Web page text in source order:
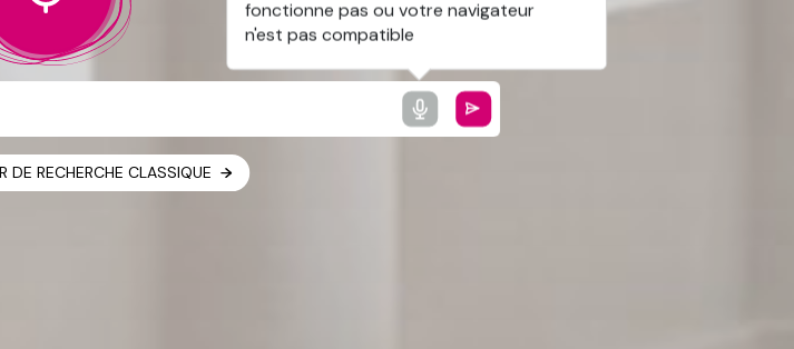
fonctionne pas ou votre navigateur
n'est pas compatible
DE RECHERCHE CLASSIQUE